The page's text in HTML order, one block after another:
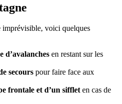
imprévisible, voici quelques
d’avalanches en restant sur les
secours pour faire face aux
frontale et d’un siffleten cas de